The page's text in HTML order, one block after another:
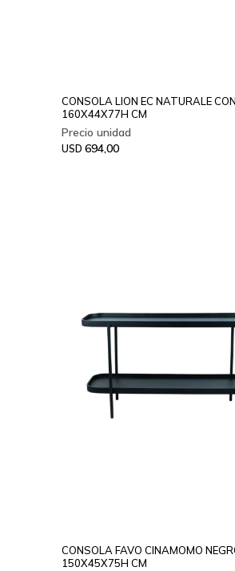
CONSOLA LION EC NATURALE
160X44X77H CM
USD 694,00
CONSOLA FAVO CINAMOMO
150X45X75H CM